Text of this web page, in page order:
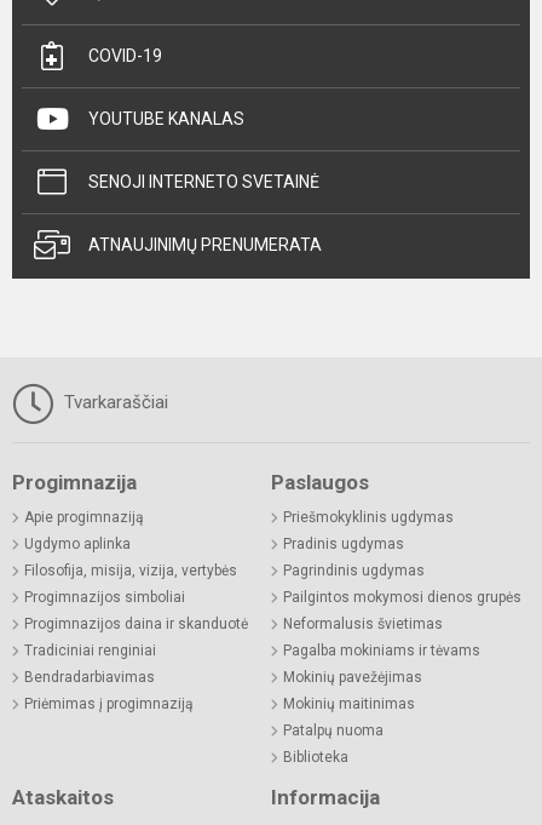
COVID-19
YOUTUBE KANALAS
SENOJI INTERNETO SVETAINĖ
ATNAUJINIMŲ PRENUMERATA
Tvarkaraščiai
Progimnazija
Apie progimnaziją
Ugdymo aplinka
Filosofija, misija, vizija, vertybės
Progimnazijos simboliai
Progimnazijos daina ir skanduotė
Tradiciniai renginiai
Bendradarbiavimas
Priėmimas į progimnaziją
Paslaugos
Priešmokyklinis ugdymas
Pradinis ugdymas
Pagrindinis ugdymas
Pailgintos mokymosi dienos grupės
Neformalusis švietimas
Pagalba mokiniams ir tėvams
Mokinių pavežėjimas
Mokinių maitinimas
Patalpų nuoma
Biblioteka
Ataskaitos Informacija